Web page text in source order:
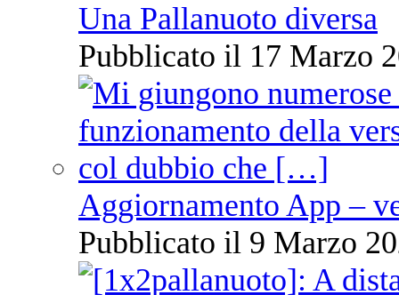
Una Pallanuoto diversa
Pubblicato il 17 Marzo
Aggiornamento App –
Pubblicato il 9 Marzo